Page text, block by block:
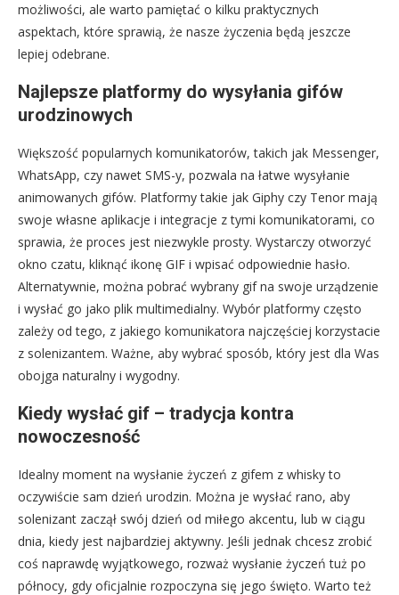
możliwości, ale warto pamiętać o kilku praktycznych
aspektach, które sprawią, że nasze życzenia będą jeszcze
lepiej odebrane.
Najlepsze platformy do wysyłania gifów
urodzinowych
Większość popularnych komunikatorów, takich jak Messenger,
WhatsApp, czy nawet SMS-y, pozwala na łatwe wysyłanie
animowanych gifów. Platformy takie jak Giphy czy Tenor mają
swoje własne aplikacje i integracje z tymi komunikatorami, co
sprawia, że proces jest niezwykle prosty. Wystarczy otworzyć
okno czatu, kliknąć ikonę GIF i wpisać odpowiednie hasło.
Alternatywnie, można pobrać wybrany gif na swoje urządzenie
i wysłać go jako plik multimedialny. Wybór platformy często
zależy od tego, z jakiego komunikatora najczęściej korzystacie
z solenizantem. Ważne, aby wybrać sposób, który jest dla Was
obojga naturalny i wygodny.
Kiedy wysłać gif – tradycja kontra
nowoczesność
Idealny moment na wysłanie życzeń z gifem z whisky to
oczywiście sam dzień urodzin. Można je wysłać rano, aby
solenizant zaczął swój dzień od miłego akcentu, lub w ciągu
dnia, kiedy jest najbardziej aktywny. Jeśli jednak chcesz zrobić
coś naprawdę wyjątkowego, rozważ wysłanie życzeń tuż po
północy, gdy oficjalnie rozpoczyna się jego święto. Warto też